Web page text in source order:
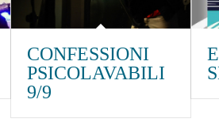
CONFESSIONI
PSICOLAVABILI
9/9